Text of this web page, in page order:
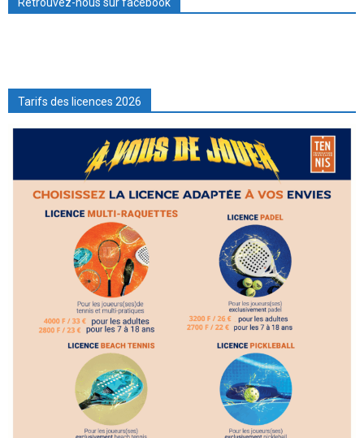
Retrouvez-nous sur facebook
Tarifs des licences 2026